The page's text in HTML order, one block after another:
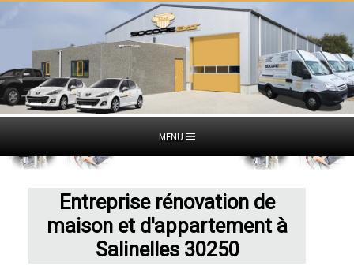
MENU
Entreprise rénovation de
maison et d'appartement à
Salinelles 30250